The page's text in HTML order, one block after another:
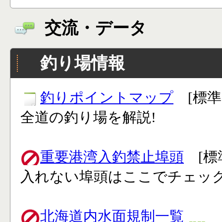
交流・データ
釣り場情報
釣りポイントマップ [標
全道の釣り場を解説!
重要港湾入釣禁止埠頭 [標
入れない埠頭はここでチェッ
北海道内水面規制一覧